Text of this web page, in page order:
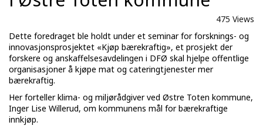
475 Views
Dette foredraget ble holdt under et seminar for forsknings- og
innovasjonsprosjektet «Kjøp bærekraftig», et prosjekt der
forskere og anskaffelsesavdelingen i DFØ skal hjelpe offentlige
organisasjoner å kjøpe mat og cateringtjenester mer
bærekraftig.
Her forteller klima- og miljørådgiver ved Østre Toten kommune,
Inger Lise Willerud, om kommunens mål for bærekraftige
innkjøp.